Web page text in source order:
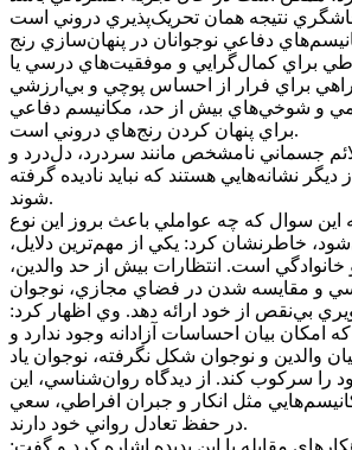
دفاعي نوجوانان در پنهان‌سازي رنج
براي کمال‌گرايي و موفقيت‌هاي درسي يا
براي فرار از احساس پوچي و بي‌ارزشي
و شوخي‌هاي بيش از حد، مکانيسم دفاعي
براي پنهان کردن رنج‌هاي دروني است.
جسماني نامشخص مانند سردرد، دل‌درد و
نشانه‌هايي هستند که نبايد ناديده گرفته
شوند.
اين سوال که چه عواملي باعث بروز اين نوع
خاطرنشان کرد: يکي از مهم‌ترين دلايل،
است. انتظارات بيش از حد والدين،
و مقايسه شدن در فضاي مجازي، نوجوان
بي‌نقص از خود ارائه دهد. وي اظهار کرد:
امکان بيان احساسات آزادانه وجود ندارد و
والدين و نوجوان شکل نگرفته، نوجوان ياد
را سرکوب کند. از ديدگاه روان‌شناسي، اين
مثل انکار و جبران افراطي، سعي
در حفظ تعادل رواني خود دارند.
مقابله با اين پديده اشاره کرد و گفت: